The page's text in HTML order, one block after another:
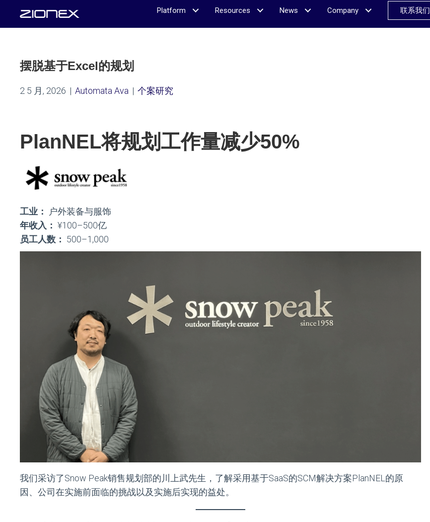
Platform Resources News Company 联系我们
摆脱基于Excel的规划
2 5 月, 2026 | Automata Ava | 个案研究
PlanNEL将规划工作量减少50%
工业：
户外装备与服饰
年收入： ¥100–500亿
员工人数： 500–1,000
我们采访了Snow Peak销售规划部的川上武先生，了解采用基于SaaS的SCM解决方案PlanNEL的原
因、公司在实施前面临的挑战以及实施后实现的益处。